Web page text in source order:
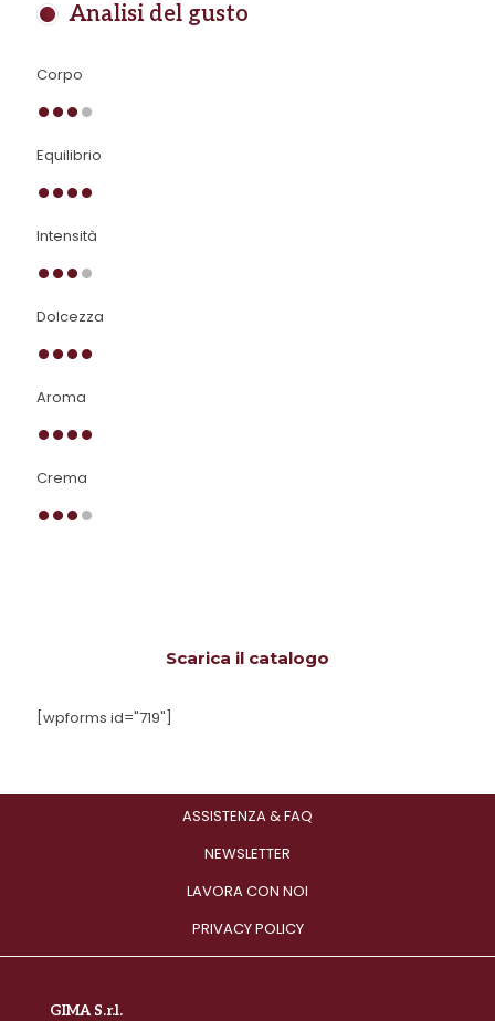
Analisi del gusto
Corpo
Equilibrio
Intensità
Dolcezza
Aroma
Crema
Scarica il catalogo
[wpforms id="719"]
ASSISTENZA & FAQ
NEWSLETTER
LAVORA CON NOI
PRIVACY POLICY
GIMA S.r.l.